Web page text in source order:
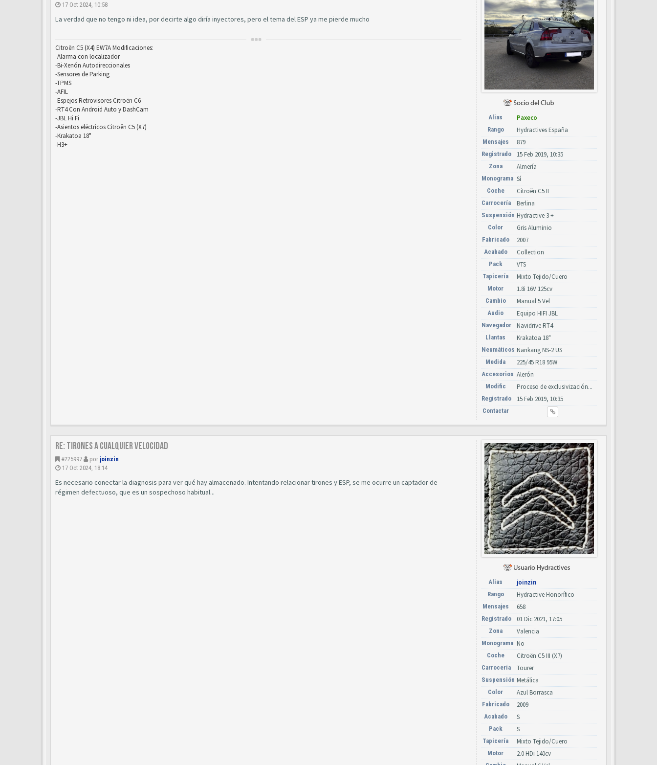
17 Oct 2024, 10:58
La verdad que no tengo ni idea, por decirte algo diría inyectores, pero el tema del ESP ya me pierde mucho
Citroën C5 (X4) EW7A Modificaciones:
-Alarma con localizador
-Bi-Xenón Autodireccionales
-Sensores de Parking
-TPMS
-AFIL
-Espejos Retrovisores Citroën C6
-RT4 Con Android Auto y DashCam
-JBL Hi Fi
-Asientos eléctricos Citroën C5 (X7)
-Krakatoa 18"
-H3+
Alias Paxeco
Rango Hydractives España
Mensajes 879
Registrado 15 Feb 2019, 10:35
Zona Almería
Monograma Sí
Coche Citroën C5 II
Carrocería Berlina
Suspensión Hydractive 3 +
Color Gris Aluminio
Fabricado 2007
Acabado Collection
Pack VTS
Tapicería Mixto Tejido/Cuero
Motor 1.8i 16V 125cv
Cambio Manual 5 Vel
Audio Equipo HIFI JBL
Navegador Navidrive RT4
Llantas Krakatoa 18"
Neumáticos Nankang NS-2 US
Medida 225/45 R18 95W
Accesorios Alerón
Modific Proceso de exclusivización...
Registrado 15 Feb 2019, 10:35
Contactar
Re: Tirones a cualquier velocidad
#225997 por joinzin
17 Oct 2024, 18:14
Es necesario conectar la diagnosis para ver qué hay almacenado. Intentando relacionar tirones y ESP, se me ocurre un captador de
régimen defectuoso, que es un sospechoso habitual...
Alias joinzin
Rango Hydractive Honorífico
Mensajes 658
Registrado 01 Dic 2021, 17:05
Zona Valencia
Monograma No
Coche Citroën C5 III (X7)
Carrocería Tourer
Suspensión Metálica
Color Azul Borrasca
Fabricado 2009
Acabado S
Pack S
Tapicería Mixto Tejido/Cuero
Motor 2.0 HDi 140cv